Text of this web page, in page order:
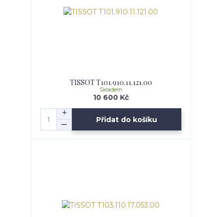
TISSOT T101.910.11.121.00
10 600 Kč
Skladem
Přidat do košíku